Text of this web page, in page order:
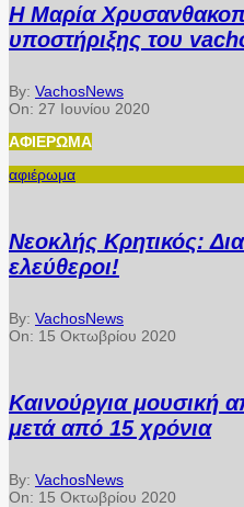
Η Μαρία
υποστήριξης του
By: VachosNews
On: 27 Ιουνίου 2020
ΑΦΙΈΡΩΜΑ
αφιέρωμα
Νεοκλής Κρητικός:
ελεύθεροι!
By: VachosNews
On: 15 Οκτωβρίου 2020
Καινούργια μουσική
μετά από 15 χρόνια
By: VachosNews
On: 15 Οκτωβρίου 2020